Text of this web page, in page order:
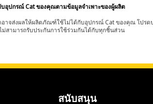
อุปกรณ์ Cat ของคุณตามข้อมูลจำเพาะของผู้ผลิต
อาจส่งผลให้ผลิตภัณฑ์ใช้ไม่ได้กับอุปกรณ์ Cat ของคุณ โป
สามารถรับประกันการใช้ร่วมกันได้กับทุกชิ้นส่วน
สนับสนุน